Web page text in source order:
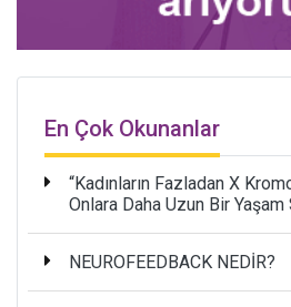
En Çok Okunanlar
“Kadınların Fazladan X
Onlara Daha Uzun Bir Yaşam
NEUROFEEDBACK NEDİR?